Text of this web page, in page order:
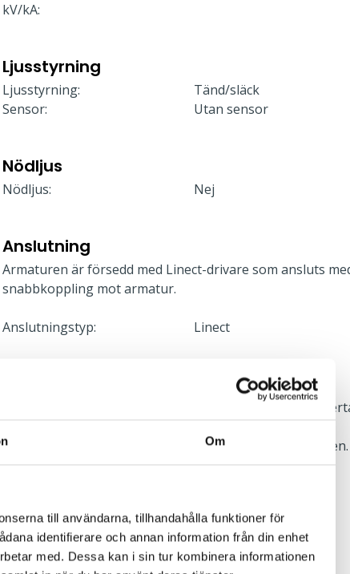
Om
till användarna, tillhandahålla funktioner för
identifierare och annan information från din enhet
med. Dessa kan i sin tur kombinera informationen
kV/kA:
Ljusstyrning
Ljusstyrning:
Tänd/släck
Sensor:
Utan sensor
Nödljus
Nödljus: Nej
Anslutning
Armaturen är försedd med Linect-drivare som ansluts
snabbkoppling mot armatur.
Anslutningstyp: Linect
Monteras helt utan verktyg. Vid montering i mjukt
tillbehör. Mer information finns i monteringsanvisningen.